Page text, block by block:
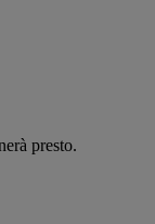
presto.